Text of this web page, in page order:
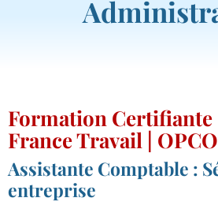
Formation Certifiante
France Travail | OPCO
Assistante Comptable :
entreprise